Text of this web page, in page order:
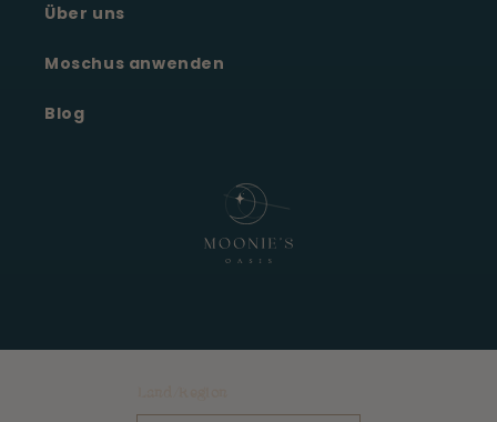
Über uns
Moschus anwenden
Blog